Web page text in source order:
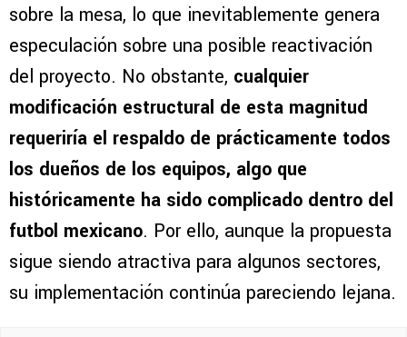
sobre la mesa, lo que inevitablemente genera
especulación sobre una posible reactivación
del proyecto. No obstante, cualquier
modificación estructural de esta magnitud
requeriría el respaldo de prácticamente todos
los dueños de los equipos, algo que
históricamente ha sido complicado dentro del
futbol mexicano. Por ello, aunque la propuesta
sigue siendo atractiva para algunos sectores,
su implementación continúa pareciendo lejana.